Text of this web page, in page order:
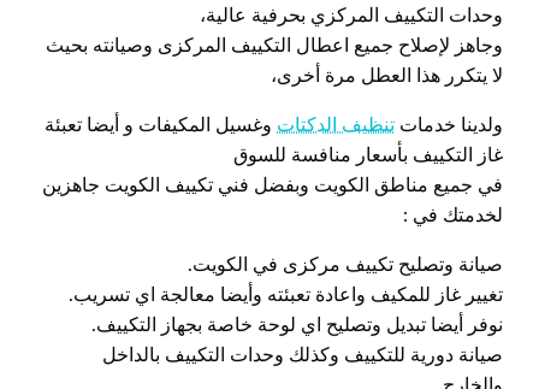
وحدات التكييف المركزي بحرفية عالية،
وجاهز لإصلاح جميع اعطال التكييف المركزى وصيانته بحيث
لا يتكرر هذا العطل مرة أخرى،
ولدينا خدمات تنظيف الدكتات وغسيل المكيفات و أيضا تعبئة
غاز التكييف بأسعار منافسة للسوق
في جميع مناطق الكويت وبفضل فني تكييف الكويت جاهزين
لخدمتك في :
صيانة وتصليح تكييف مركزى في الكويت.
تغيير غاز للمكيف واعادة تعبئته وأيضا معالجة اي تسريب.
نوفر أيضا تبديل وتصليح اي لوحة خاصة بجهاز التكييف.
صيانة دورية للتكييف وكذلك وحدات التكييف بالداخل
والخارج.